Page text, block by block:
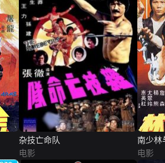
杂技亡命队
电影
南少林
电影